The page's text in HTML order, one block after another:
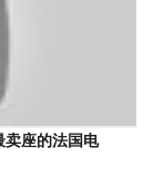
卖座的法国电